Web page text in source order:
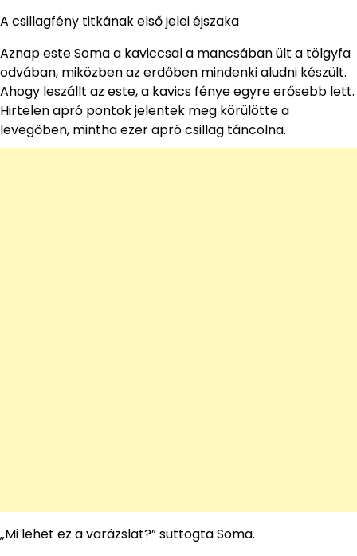
A csillagfény titkának első jelei éjszaka
Aznap este Soma a kaviccsal a mancsában ült a tölgyfa
odvában, miközben az erdőben mindenki aludni készült.
Ahogy leszállt az este, a kavics fénye egyre erősebb lett.
Hirtelen apró pontok jelentek meg körülötte a
levegőben, mintha ezer apró csillag táncolna.
„Mi lehet ez a varázslat?” suttogta Soma.